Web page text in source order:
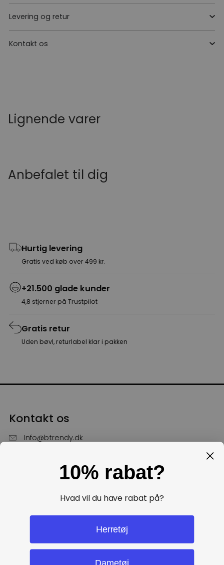
Levering og retur
Kontakt os
Lignende varer
Anbefalet til dig
Hurtig levering
Gratis ved køb over 499 kr.
+21.500 glade kunder
4,8 stjerner på Trustpilot
Gratis retur
Uden bøvl, returlabel klar i pakken
Kontakt os
Info@btrendy.dk
Hverdage fra kl. 10 - 16
10% rabat?
Hvad vil du have rabat på?
Herretøj